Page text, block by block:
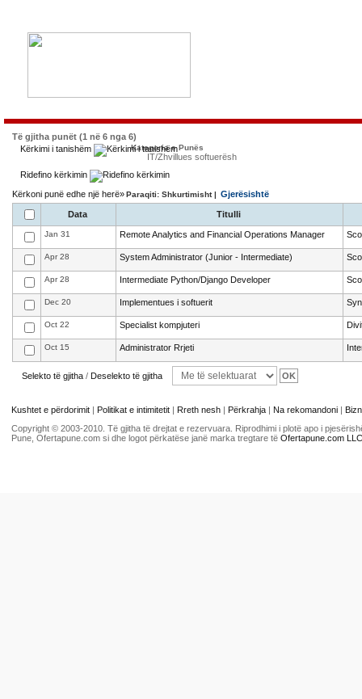
Të gjitha punët (1 në 6 nga 6)
Kërkimi i tanishëm
Kategoria e Punës
IT/Zhvillues softuerësh
Ridefino kërkimin
Kërkoni punë edhe një herë»Paraqiti: Shkurtimisht | Gjerësishtë
Data Titulli
Jan 31 Remote Analytics and Financial Operations Manager
Apr 28 System Administrator (Junior - Intermediate)
Apr 28 Intermediate Python/Django Developer
Dec 20 Implementues i softuerit
Oct 22 Specialist kompjuteri
Oct 15 Administrator Rrjeti
Selekto të gjitha / Deselekto të gjitha
Kushtet e përdorimit | Politikat e intimitetit | Rreth nesh | Përkrahja | Na rekomandoni |
Copyright © 2003-2010. Të gjitha të drejtat e rezervuara. Riprodhimi i plotë apo i
Pune, Ofertapune.com si dhe logot përkatëse janë marka tregtare të Ofertapune.com LLC